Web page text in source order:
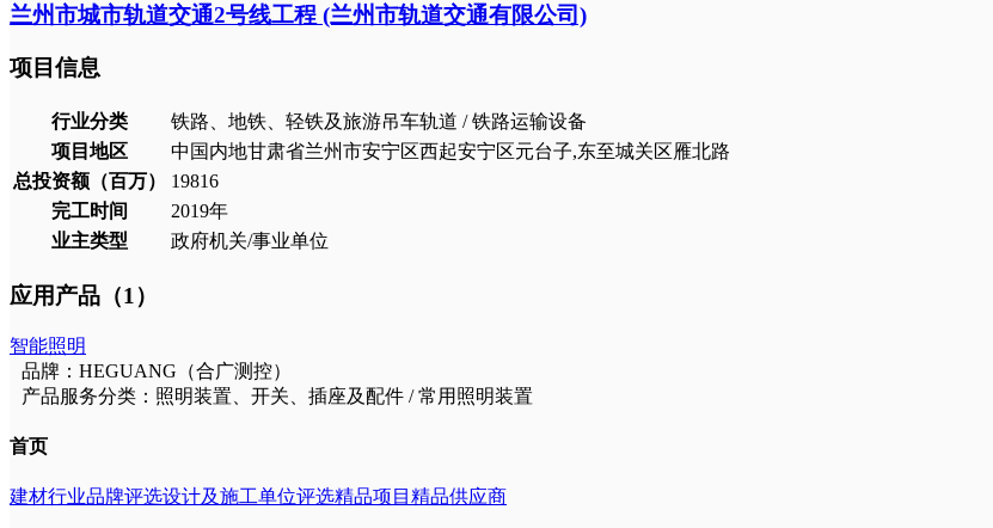
兰州市城市轨道交通2号线工程 (兰州市轨道交通有限公司)
项目信息
行业分类
铁路、地铁、轻铁及旅游吊车轨道 / 铁路运输设备
项目地区
中国内地甘肃省兰州市安宁区西起安宁区元台子,东至城关区雁北路
总投资额（百万）
19816
完工时间
2019年
业主类型
政府机关/事业单位
应用产品（1）
智能照明
品牌：HEGUANG（合广测控）
产品服务分类：照明装置、开关、插座及配件 / 常用照明装置
首页
建材行业品牌评选设计及施工单位评选精品项目 精品供应商